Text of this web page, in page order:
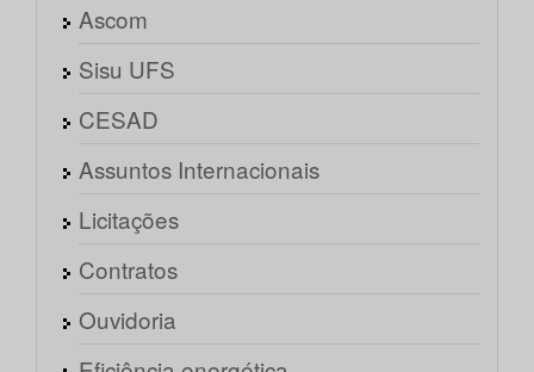
Ascom
Sisu UFS
CESAD
Assuntos Internacionais
Licitações
Contratos
Ouvidoria